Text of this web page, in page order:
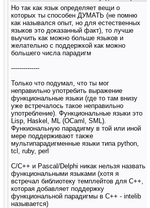
Но так как язык определяет вещи о
которых ты способен ДУМАТЬ (не помню
как назывался опыт, но для естественных
языков это доказанный факт), то лучше
выучить как можно больше языков и
желательно с поддержкой как можно
большего числа парадигм
--------------
Только что подумал, что ты мог
неправильно употребить выражение
функциональные языки (где то там внизу
уже встречалось такое неправильно
употребление). Функциональные языки это
Lisp, Haskel, ML (OCaml, SML).
Функиональную парадигму в той или иной
мере поддерживают также
мультипарадигменные языки типа python,
tcl, ruby, perl
C/C++ и Pascal/Delphi никак нельзя назвать
функциональными языками (хотя я
встречал библиотеку темплейтов для C++,
которая добавляет поддержку
функциональной парадигмы в C++ - intelib
называется)